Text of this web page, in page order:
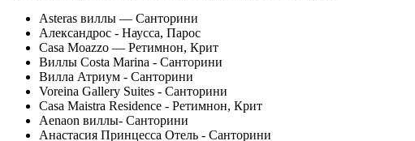
Asteras виллы — Санторини
Александрос - Наусса, Парос
Casa Moazzo — Ретимнон, Крит
Виллы Costa Marina - Санторини
Вилла Атриум - Санторини
Voreina Gallery Suites - Санторини
Casa Maistra Residence - Ретимнон, Крит
Aenaon виллы- Санторини
Анастасия Принцесса Отель - Санторини